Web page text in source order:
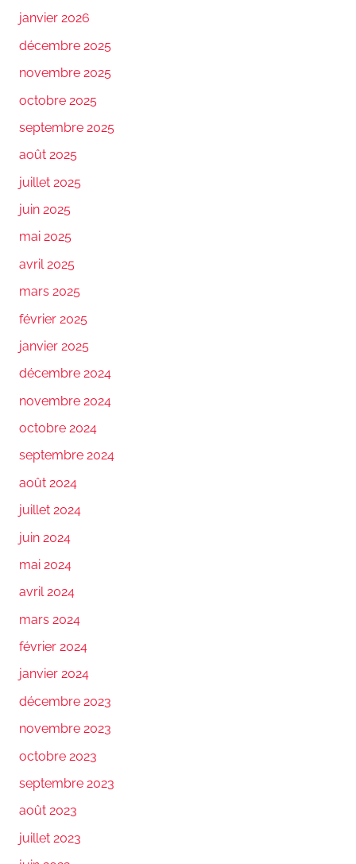
janvier 2026
décembre 2025
novembre 2025
octobre 2025
septembre 2025
août 2025
juillet 2025
juin 2025
mai 2025
avril 2025
mars 2025
février 2025
janvier 2025
décembre 2024
novembre 2024
octobre 2024
septembre 2024
août 2024
juillet 2024
juin 2024
mai 2024
avril 2024
mars 2024
février 2024
janvier 2024
décembre 2023
novembre 2023
octobre 2023
septembre 2023
août 2023
juillet 2023